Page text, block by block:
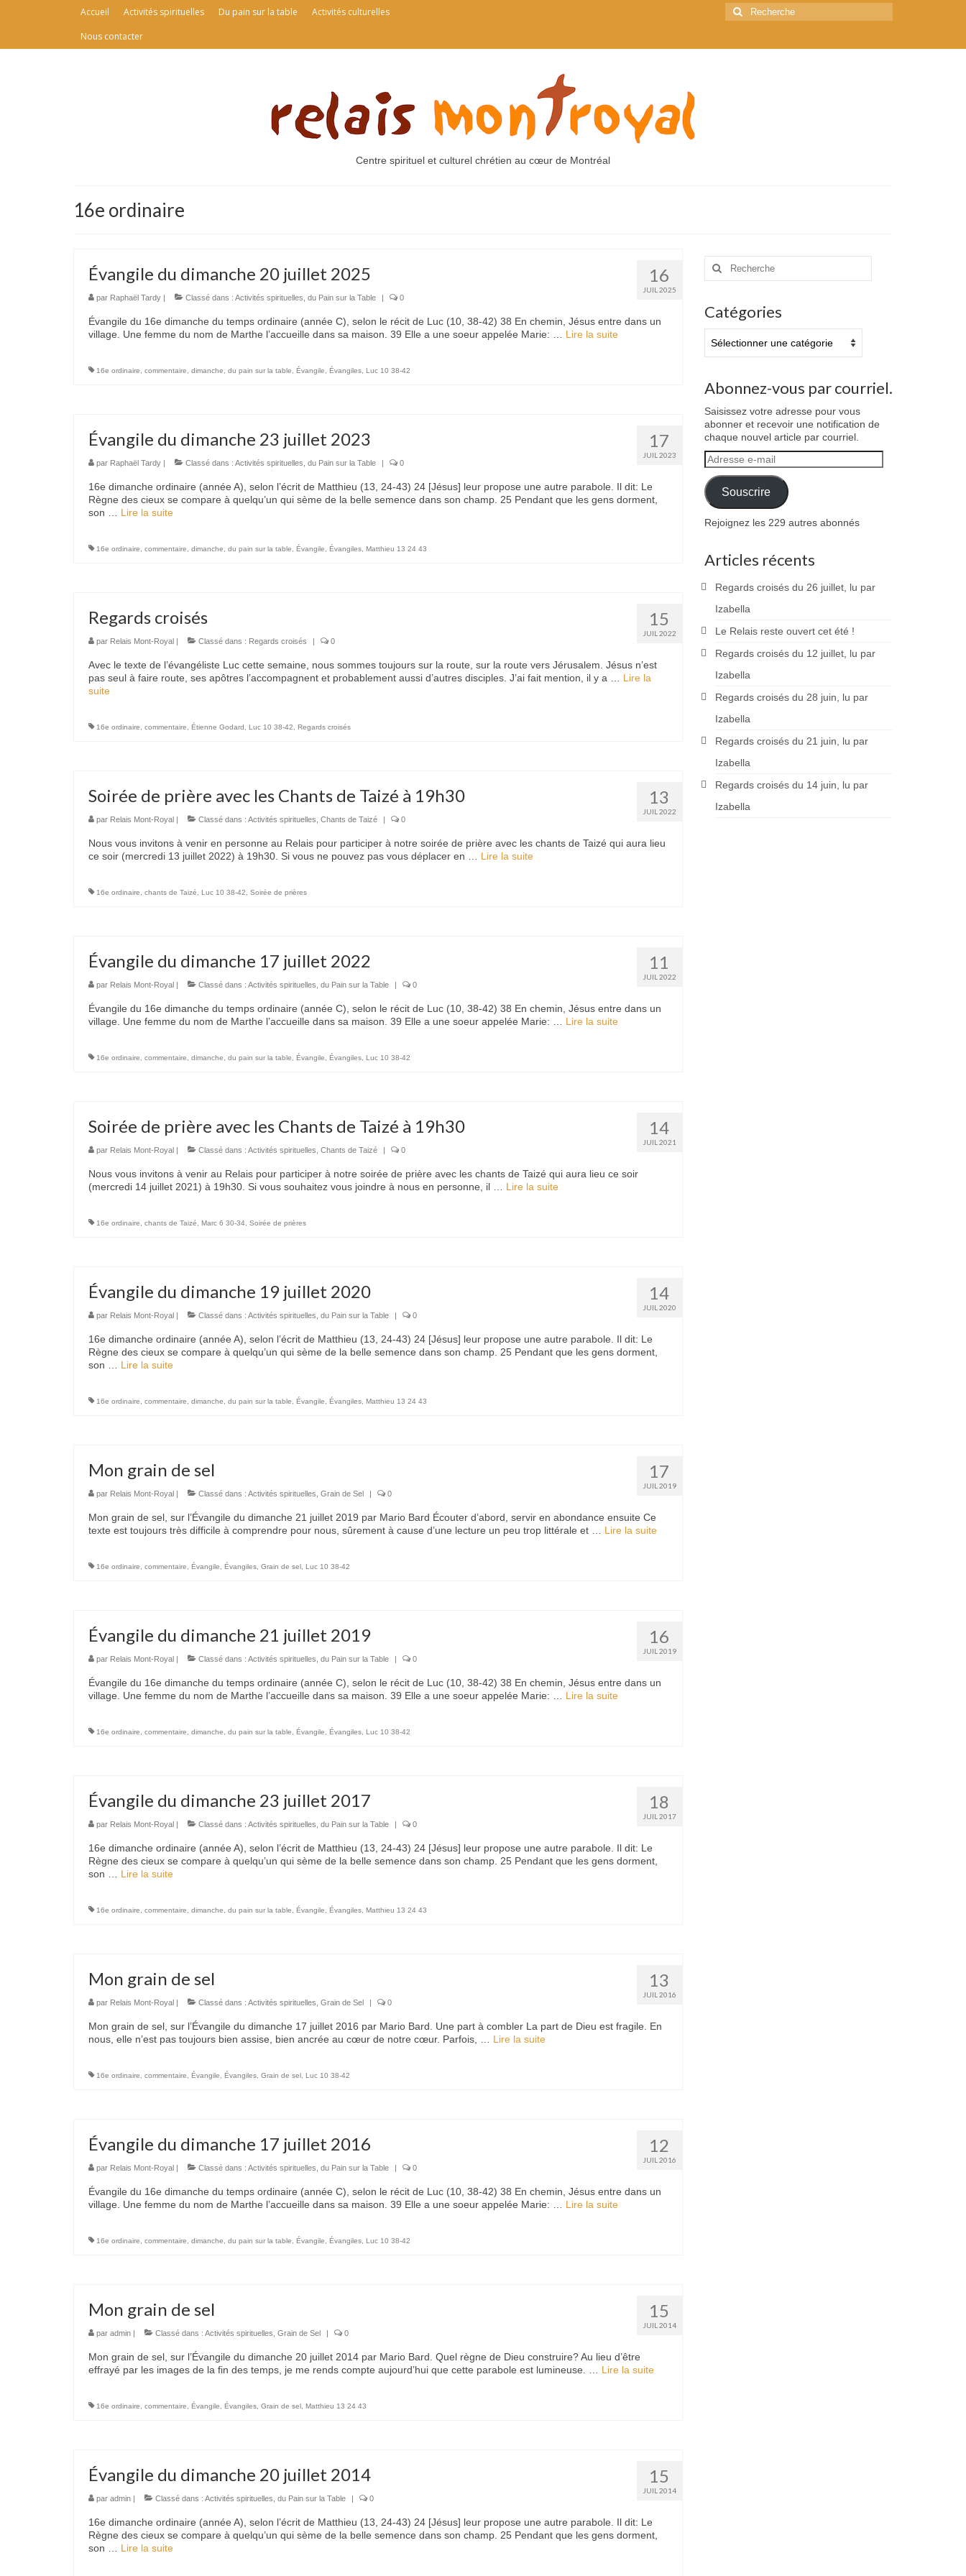
Accueil Activités spirituelles Du pain sur la table
Activités culturelles
Nous contacter
Rechercher
:
Centre spirituel et culturel chrétien au cœur de Montréal
16e ordinaire
16
JUIL 2025
Évangile du dimanche 20 juillet 2025
par Raphaël Tardy | Classé dans : Activités spirituelles du Pain sur la Table | 0
Évangile du 16e dimanche du temps ordinaire (année C), selon le récit de Luc (10, 38-42) 38 En chemin, Jésus entre dans un
village. Une femme du nom de Marthe l’accueille dans sa maison. 39 Elle a une soeur appelée Marie: … Lire la suite­­
16e ordinaire commentaire dimanche du pain sur la table Évangile Évangiles Luc 10 38-42
17
JUIL 2023
Évangile du dimanche 23 juillet 2023
par Raphaël Tardy | Classé dans : Activités spirituelles du Pain sur la Table | 0
16e dimanche ordinaire (année A), selon l’écrit de Matthieu (13, 24-43) 24 [Jésus] leur propose une autre parabole. Il dit: Le
Règne des cieux se compare à quelqu’un qui sème de la belle semence dans son champ. 25 Pendant que les gens dorment,
son … Lire la suite­­
16e ordinaire commentaire dimanche du pain sur la table Évangile Évangiles Matthieu 13 24 43
15
JUIL 2022
Regards croisés
par Relais Mont-Royal | Classé dans : Regards croisés | 0
Avec le texte de l’évangéliste Luc cette semaine, nous sommes toujours sur la route, sur la route vers Jérusalem. Jésus n’est
pas seul à faire route, ses apôtres l’accompagnent et probablement aussi d’autres disciples. J’ai fait mention, il y a … Lire la
suite­­
16e ordinaire commentaire Étienne Godard Luc 10 38-42 Regards croisés
13
JUIL 2022
Soirée de prière avec les Chants de Taizé à 19h30
par Relais Mont-Royal | Classé dans : Activités spirituelles Chants de Taizé | 0
Nous vous invitons à venir en personne au Relais pour participer à notre soirée de prière avec les chants de Taizé qui aura lieu
ce soir (mercredi 13 juillet 2022) à 19h30. Si vous ne pouvez pas vous déplacer en … Lire la suite­­
16e ordinaire chants de Taizé Luc 10 38-42 Soirée de prières
11
JUIL 2022
Évangile du dimanche 17 juillet 2022
par Relais Mont-Royal | Classé dans : Activités spirituelles du Pain sur la Table | 0
Évangile du 16e dimanche du temps ordinaire (année C), selon le récit de Luc (10, 38-42) 38 En chemin, Jésus entre dans un
village. Une femme du nom de Marthe l’accueille dans sa maison. 39 Elle a une soeur appelée Marie: … Lire la suite­­
16e ordinaire commentaire dimanche du pain sur la table Évangile Évangiles Luc 10 38-42
14
JUIL 2021
Soirée de prière avec les Chants de Taizé à 19h30
par Relais Mont-Royal | Classé dans : Activités spirituelles Chants de Taizé | 0
Nous vous invitons à venir au Relais pour participer à notre soirée de prière avec les chants de Taizé qui aura lieu ce soir
(mercredi 14 juillet 2021) à 19h30. Si vous souhaitez vous joindre à nous en personne, il … Lire la suite­­
16e ordinaire chants de Taizé Marc 6 30-34 Soirée de prières
14
JUIL 2020
Évangile du dimanche 19 juillet 2020
par Relais Mont-Royal | Classé dans : Activités spirituelles du Pain sur la Table | 0
16e dimanche ordinaire (année A), selon l’écrit de Matthieu (13, 24-43) 24 [Jésus] leur propose une autre parabole. Il dit: Le
Règne des cieux se compare à quelqu’un qui sème de la belle semence dans son champ. 25 Pendant que les gens dorment,
son … Lire la suite­­
16e ordinaire commentaire dimanche du pain sur la table Évangile Évangiles Matthieu 13 24 43
17
JUIL 2019
Mon grain de sel
par Relais Mont-Royal | Classé dans : Activités spirituelles Grain de Sel | 0
Mon grain de sel, sur l’Évangile du dimanche 21 juillet 2019 par Mario Bard Écouter d’abord, servir en abondance ensuite Ce
texte est toujours très difficile à comprendre pour nous, sûrement à cause d’une lecture un peu trop littérale et … Lire la suite­­
16e ordinaire commentaire Évangile Évangiles Grain de sel Luc 10 38-42
16
JUIL 2019
Évangile du dimanche 21 juillet 2019
par Relais Mont-Royal | Classé dans : Activités spirituelles du Pain sur la Table | 0
Évangile du 16e dimanche du temps ordinaire (année C), selon le récit de Luc (10, 38-42) 38 En chemin, Jésus entre dans un
village. Une femme du nom de Marthe l’accueille dans sa maison. 39 Elle a une soeur appelée Marie: … Lire la suite­­
16e ordinaire commentaire dimanche du pain sur la table Évangile Évangiles Luc 10 38-42
18
JUIL 2017
Évangile du dimanche 23 juillet 2017
par Relais Mont-Royal | Classé dans : Activités spirituelles du Pain sur la Table | 0
16e dimanche ordinaire (année A), selon l’écrit de Matthieu (13, 24-43) 24 [Jésus] leur propose une autre parabole. Il dit: Le
Règne des cieux se compare à quelqu’un qui sème de la belle semence dans son champ. 25 Pendant que les gens dorment,
son … Lire la suite­­
16e ordinaire commentaire dimanche du pain sur la table Évangile Évangiles Matthieu 13 24 43
13
JUIL 2016
Mon grain de sel
par Relais Mont-Royal | Classé dans : Activités spirituelles Grain de Sel | 0
Mon grain de sel, sur l’Évangile du dimanche 17 juillet 2016 par Mario Bard. Une part à combler La part de Dieu est fragile. En
nous, elle n’est pas toujours bien assise, bien ancrée au cœur de notre cœur. Parfois, … Lire la suite­­
16e ordinaire commentaire Évangile Évangiles Grain de sel Luc 10 38-42
12
JUIL 2016
Évangile du dimanche 17 juillet 2016
par Relais Mont-Royal | Classé dans : Activités spirituelles du Pain sur la Table | 0
Évangile du 16e dimanche du temps ordinaire (année C), selon le récit de Luc (10, 38-42) 38 En chemin, Jésus entre dans un
village. Une femme du nom de Marthe l’accueille dans sa maison. 39 Elle a une soeur appelée Marie: … Lire la suite­­
16e ordinaire commentaire dimanche du pain sur la table Évangile Évangiles Luc 10 38-42
15
JUIL 2014
Mon grain de sel
par admin | Classé dans : Activités spirituelles Grain de Sel | 0
Mon grain de sel, sur l’Évangile du dimanche 20 juillet 2014 par Mario Bard. Quel règne de Dieu construire? Au lieu d’être
effrayé par les images de la fin des temps, je me rends compte aujourd’hui que cette parabole est lumineuse. … Lire la suite­­
16e ordinaire commentaire Évangile Évangiles Grain de sel Matthieu 13 24 43
15
JUIL 2014
Évangile du dimanche 20 juillet 2014
par admin | Classé dans : Activités spirituelles du Pain sur la Table | 0
16e dimanche ordinaire (année A), selon l’écrit de Matthieu (13, 24-43) 24 [Jésus] leur propose une autre parabole. Il dit: Le
Règne des cieux se compare à quelqu’un qui sème de la belle semence dans son champ. 25 Pendant que les gens dorment,
son … Lire la suite­­
Rechercher
Catégories
Abonnez-vous par courriel.
Saisissez votre adresse pour vous
abonner et recevoir une notification de
chaque nouvel article par courriel.
Adresse
e-
mail
Souscrire
Rejoignez les 229 autres abonnés
Articles récents
Regards croisés du 26 juillet, lu par
Izabella
Le Relais reste ouvert cet été !
Regards croisés du 12 juillet, lu par
Izabella
Regards croisés du 28 juin, lu par
Izabella
Regards croisés du 21 juin, lu par
Izabella
Regards croisés du 14 juin, lu par
Izabella